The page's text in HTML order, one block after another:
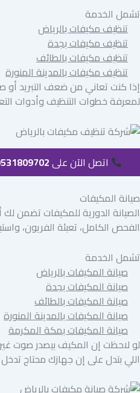
تشمل الخدمة
تنظيف مكيفات بالرياض
تنظيف مكيفات بجدة
تنظيف مكيفات بالطائف
تنظيف مكيفات بالمدينة المنورة
إذا كنت تعاني من ضعف التبريد أو
لمعرفة خطوات التنظيف وأدوات
اتصل الآن على
صيانة المكيفات
الصيانة الدورية للمكيفات تضمن
الفحص الكامل، تعبئة الفريون،
تشمل الخدمة
صيانة المكيفات بالرياض
صيانة المكيفات بجدة
صيانة المكيفات بالطائف
صيانة المكيفات بالمدينة المنورة
صيانة المكيفات بمكة المكرمة
لو لاحظت إن المكيف بيصدر صوت
اللي بتدل على إن جهازك محتاج